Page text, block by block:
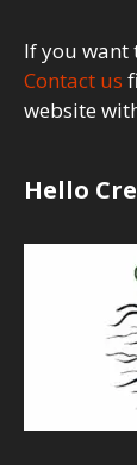
If you want
Contact us
website
Hello